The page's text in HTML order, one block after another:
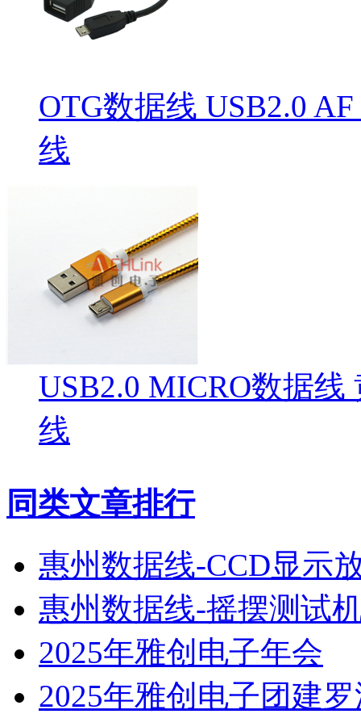
OTG数据线 USB2.0
线
USB2.0 MICRO数据
线
同类文章排行
惠州数据线-CCD显示
惠州数据线-摇摆测试
2025年雅创电子年会
2025年雅创电子团建